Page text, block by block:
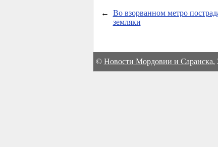
←
Во взорванном метро
земляки
© Новости Мордовии и Саранска,